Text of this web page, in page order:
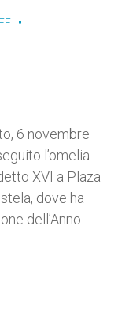
6 novembre
l’omelia
XVI a Plaza
dove ha
dell’Anno